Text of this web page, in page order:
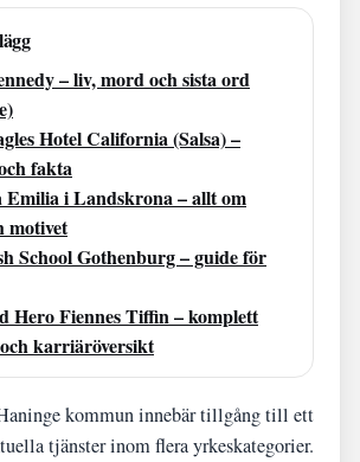
– liv, mord och sista ord
Hotel California (Salsa) –
fakta
Emilia i Landskrona – allt om
motivet
School Gothenburg – guide för
Hero Fiennes Tiffin – komplett
karriäröversikt
kommun innebär tillgång till ett
tjänster inom flera yrkeskategorier.